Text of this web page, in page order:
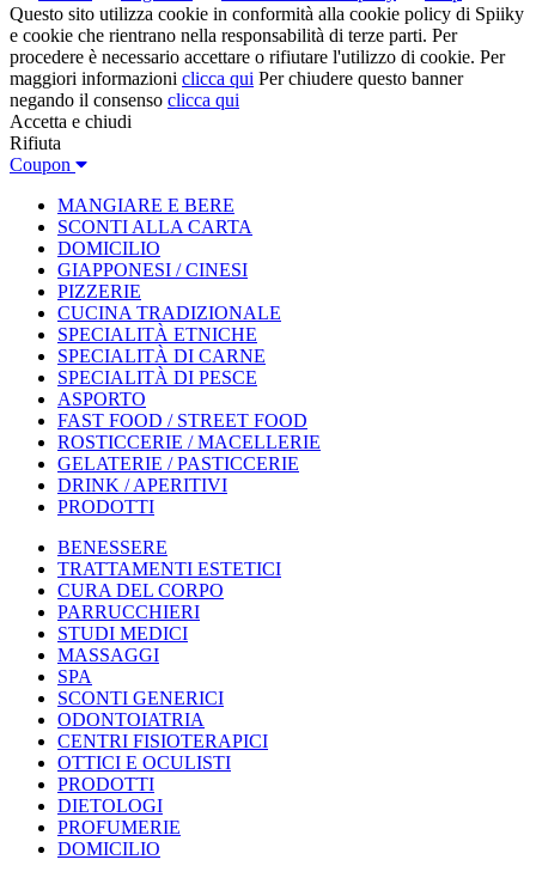
Questo sito utilizza cookie in conformità alla cookie policy di Spiiky
e cookie che rientrano nella responsabilità di terze parti. Per
procedere è necessario accettare o rifiutare l'utilizzo di cookie. Per
maggiori informazioni clicca qui Per chiudere questo banner
negando il consenso clicca qui
Accetta e chiudi
Rifiuta
Coupon
MANGIARE E BERE
SCONTI ALLA CARTA
DOMICILIO
GIAPPONESI / CINESI
PIZZERIE
CUCINA TRADIZIONALE
SPECIALITÀ ETNICHE
SPECIALITÀ DI CARNE
SPECIALITÀ DI PESCE
ASPORTO
FAST FOOD / STREET FOOD
ROSTICCERIE / MACELLERIE
GELATERIE / PASTICCERIE
DRINK / APERITIVI
PRODOTTI
BENESSERE
TRATTAMENTI ESTETICI
CURA DEL CORPO
PARRUCCHIERI
STUDI MEDICI
MASSAGGI
SPA
SCONTI GENERICI
ODONTOIATRIA
CENTRI FISIOTERAPICI
OTTICI E OCULISTI
PRODOTTI
DIETOLOGI
PROFUMERIE
DOMICILIO